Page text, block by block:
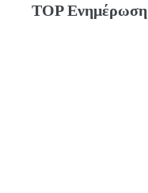
TOP Ενημέρωση